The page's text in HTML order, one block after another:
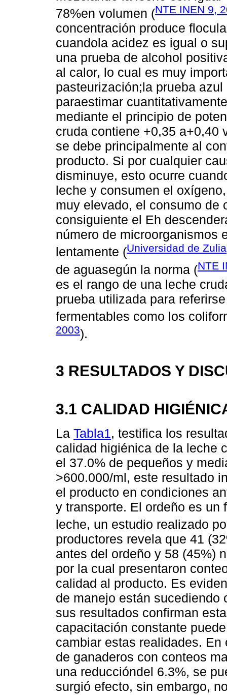
78%en volumen (NTE INEN 9,
concentración produce
cuandola acidez es igual o
una prueba de alcohol
al calor, lo cual es muy
pasteurización;la prueba
paraestimar
mediante el principio de
cruda contiene +0,35 a+0,40
se debe principalmente al
producto. Si por cualquier
disminuye, esto ocurre
leche y consumen el
muy elevado, el consumo de
consiguiente el Eh
número de microorganismos
lentamente (Universidad de
de aguasegún la norma (NTE
es el rango de una leche
prueba utilizada para
fermentables como los
2003).
3 RESULTADOS Y
3.1 CALIDAD
La Tabla1, testifica los
calidad higiénica de la leche
el 37.0% de pequeños y
>600.000/ml, este resultado
el producto en condiciones
y transporte. El ordeño es un
leche, un estudio realizado
productores revela que 41
antes del ordeño y 58 (45%)
por la cual presentaron
calidad al producto. Es
de manejo están sucediendo
sus resultados confirman
capacitación constante
cambiar estas realidades.
de ganaderos con conteos
una reduccióndel 6.3%, se
surgió efecto, sin embargo,